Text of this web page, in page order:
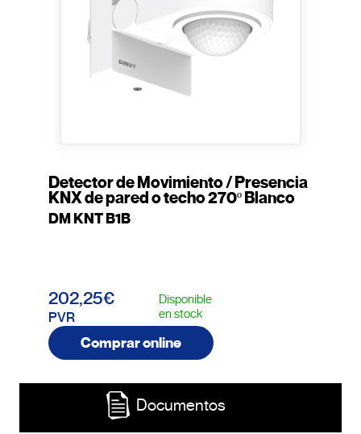
Detector de Movimiento / Presencia
KNX de pared o techo 270º Blanco
DM KNT B1B
202,25€
PVR
Disponible
en stock
Comprar online
Documentos